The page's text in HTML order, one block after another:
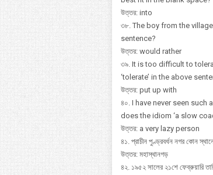
উত্তর: into
৩৮. The boy from the
sentence?
উত্তর: would rather
৩৯. It is too difficult to
‘tolerate’ in the above
উত্তর: put up with
৪০. I have never seen
does the idiom ‘a slow
উত্তর: a very lazy person
৪১. প্রাচীন পুণ্ড্রবর্ধন নগর কোন
উত্তর: মহাস্থানগড়
৪২. ১৯৫২ সালের ২১শে ফেব্রুয়ারি